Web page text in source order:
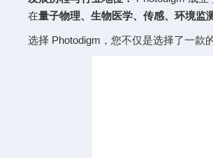
在量子物理、生物医学、传感、环境监
选择 Photodigm，您不仅是选择了一款